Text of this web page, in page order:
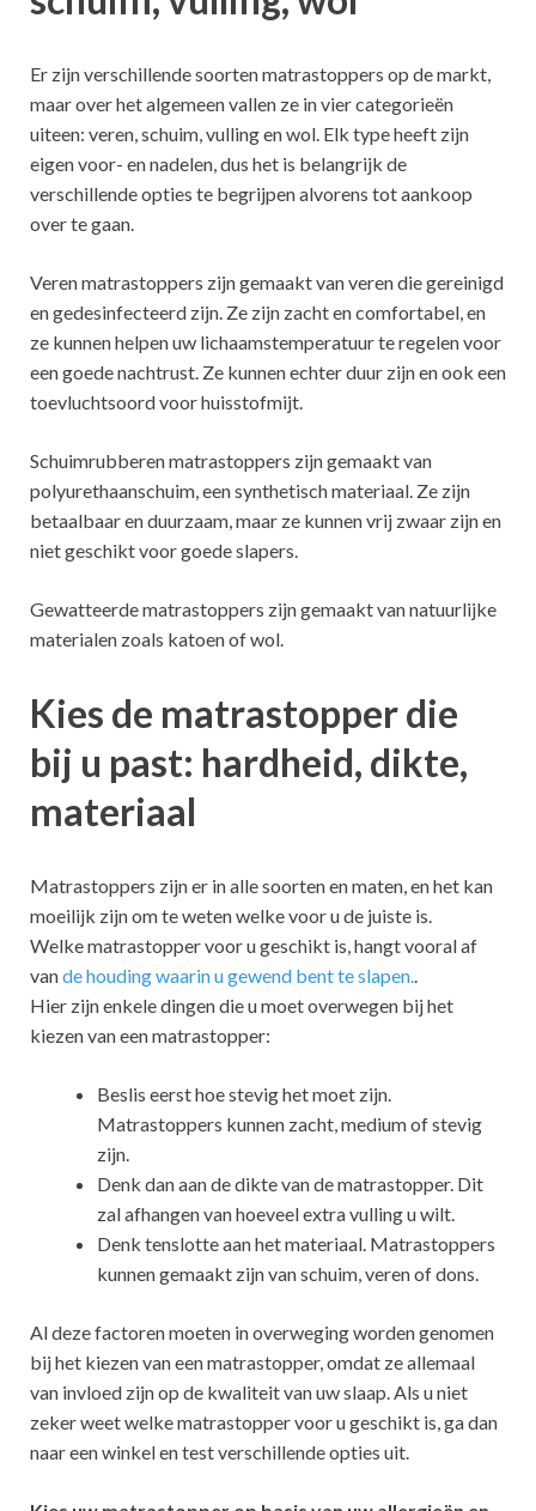
Er zijn verschillende soorten matrastoppers op de markt,
maar over het algemeen vallen ze in vier categorieën
uiteen: veren, schuim, vulling en wol. Elk type heeft zijn
eigen voor- en nadelen, dus het is belangrijk de
verschillende opties te begrijpen alvorens tot aankoop
over te gaan.
Veren matrastoppers zijn gemaakt van veren die gereinigd
en gedesinfecteerd zijn. Ze zijn zacht en comfortabel, en
ze kunnen helpen uw lichaamstemperatuur te regelen voor
een goede nachtrust. Ze kunnen echter duur zijn en ook een
toevluchtsoord voor huisstofmijt.
Schuimrubberen matrastoppers zijn gemaakt van
polyurethaanschuim, een synthetisch materiaal. Ze zijn
betaalbaar en duurzaam, maar ze kunnen vrij zwaar zijn en
niet geschikt voor goede slapers.
Gewatteerde matrastoppers zijn gemaakt van natuurlijke
materialen zoals katoen of wol.
Kies de matrastopper die
bij u past: hardheid, dikte,
materiaal
Matrastoppers zijn er in alle soorten en maten, en het kan
moeilijk zijn om te weten welke voor u de juiste is.
Welke matrastopper voor u geschikt is, hangt vooral af
vande houding waarin u gewend bent te slapen.
Hier zijn enkele dingen die u moet overwegen bij het
kiezen van een matrastopper:
Beslis eerst hoe stevig het moet zijn.
Matrastoppers kunnen zacht, medium of stevig
zijn.
Denk dan aan de dikte van de matrastopper. Dit
zal afhangen van hoeveel extra vulling u wilt.
Denk tenslotte aan het materiaal. Matrastoppers
kunnen gemaakt zijn van schuim, veren of dons.
Al deze factoren moeten in overweging worden genomen
bij het kiezen van een matrastopper, omdat ze allemaal
van invloed zijn op de kwaliteit van uw slaap. Als u niet
zeker weet welke matrastopper voor u geschikt is, ga dan
naar een winkel en test verschillende opties uit.